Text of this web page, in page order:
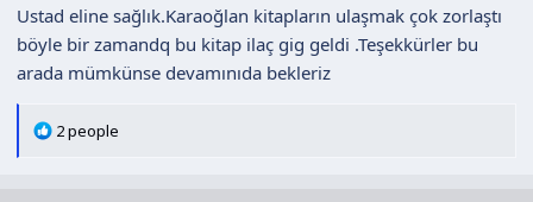
Ustad eline sağlık.Karaoğlan kitapların ulaşmak çok zorlaştı
böyle bir zamandq bu kitap ilaç gig geldi .Teşekkürler bu
arada mümkünse devamınıda bekleriz
T
2 people